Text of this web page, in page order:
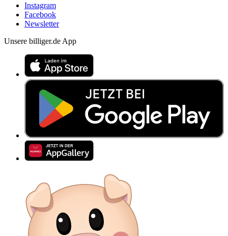
Instagram
Facebook
Newsletter
Unsere billiger.de App